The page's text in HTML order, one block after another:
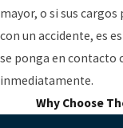
mayor, o si sus
con un accidente, es
se ponga en contacto
inmediatamente.
Why Choose